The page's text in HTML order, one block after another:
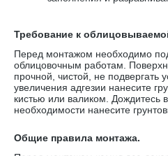
Требование к
Перед монтажом необходимо
облицовочным работам.
прочной, чистой, не
увеличения адгезии нанесите
кистью или валиком. Дождитесь
необходимости нанесите
Общие правила монтажа.